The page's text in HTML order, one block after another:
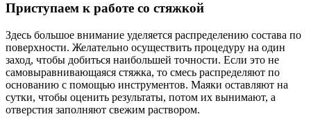
Приступаем к работе со стяжкой
Здесь большое внимание уделяется распределению состава по
поверхности. Желательно осуществить процедуру на один
заход, чтобы добиться наибольшей точности. Если это не
самовыравнивающаяся стяжка, то смесь распределяют по
основанию с помощью инструментов. Маяки оставляют на
сутки, чтобы оценить результаты, потом их вынимают, а
отверстия заполняют свежим раствором.